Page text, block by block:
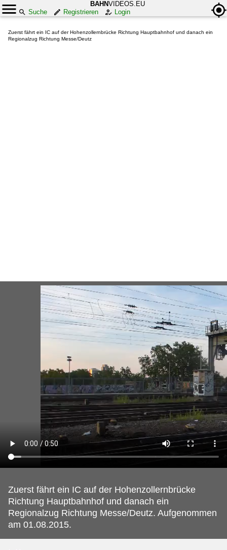
BAHNVIDEOS.EU
Suche
Registrieren Login
Zuerst fährt ein IC auf der Hohenzollernbrücke Richtung Hauptbahnhof und danach ein
Regionalzug Richtung Messe/Deutz
Zuerst fährt ein IC auf der Hohenzollernbrücke
Richtung Hauptbahnhof und danach ein
Regionalzug Richtung Messe/Deutz. Aufgenommen
am 01.08.2015.